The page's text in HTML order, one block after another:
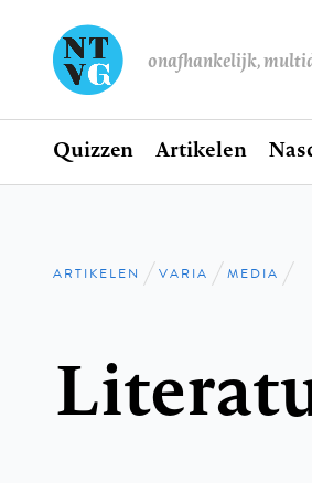
onafhankelijk,
Hoofdnavigatie
Home
Quizzen Artikelen
Kruimelpad
ARTIKELEN VARIA MEDIA